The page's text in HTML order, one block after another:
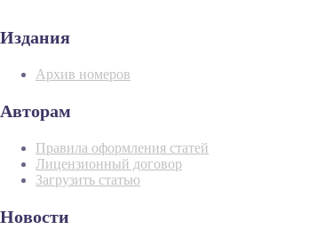
Издания
Архив номеров
Авторам
Правила оформления статей
Лицензионный договор
Загрузить статью
Новости